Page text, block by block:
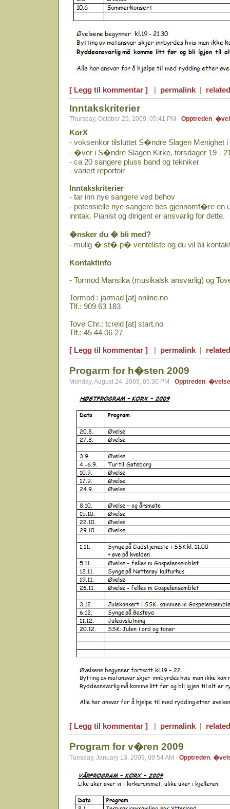
[ Legg til kommentar ] | permalink |
Inntakskriterier
Thursday, October 29, 2009, 05:41 PM - Opptreden,
KorX
- voksenkor tilsluttet S�ndre Slagen Menighet
- �ver i S�ndre Slagen Kirke, torsdager 19 -
- ca 20 sangere pluss band og tekniker
- variert reportoir
Inntakskriterier
- tar inn nye sangere ved behov
- potensielle nye sangere bes gjennomf�re
inntak. Pianist og dirigent er ansvarlig for dette.
�nsker du � bli med?
- mulig � st� p� venteliste og du vil bli
Kontaktinfo
- Tormod Mansika (musikalsk ansvarlig) og
Tormod : jarmad [at] online.no
Tlf.: 909 63 183
Tove Chr.: tcreid [at] start.no
Tlf.: 45 44 06 27
[ Legg til kommentar ] | permalink |
Progarm for h�sten 2009
Monday, August 24, 2009, 05:30 PM - Opptreden, �velse
[ Legg til kommentar ] | permalink |
Program for v�ren 2009
Tuesday, January 13, 2009, 09:54 AM - Opptreden,